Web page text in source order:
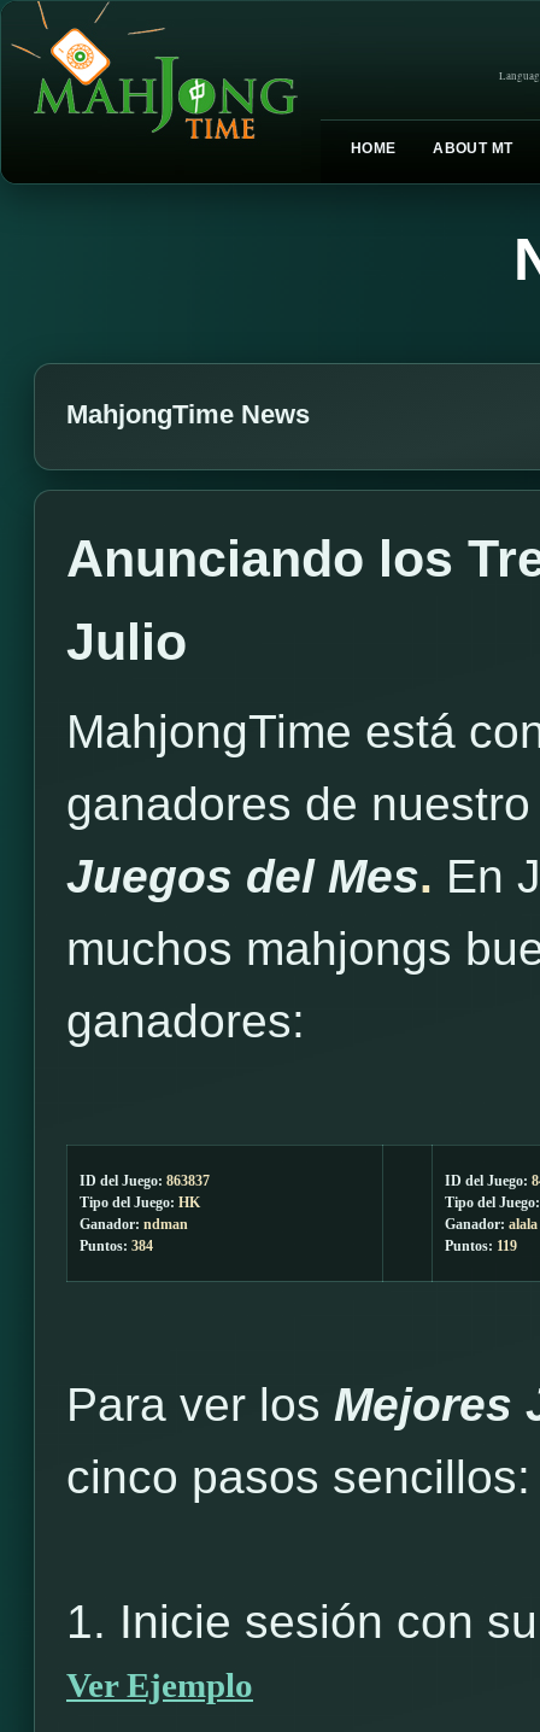
HOME ABOUT MT
MahjongTime News
Anunciando los
Julio
MahjongTime está
ganadores de
Juegos del Mes. En
muchos mahjongs
ganadores:
ID del Juego: 863837
Tipo del Juego: HK
Ganador: ndman
Puntos: 384
ID del Juego:
Tipo del
Ganador: alala
Puntos: 119
Para ver los Mejores
cinco pasos sencillos:
1. Inicie sesión con
Ver Ejemplo